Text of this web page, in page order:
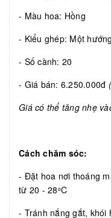
- Màu hoa: Hồng
- Kiểu ghép: Một hướng
- Số cành: 20
- Giá bán: 6.250.000đ
Giá có thể tăng nhẹ
Cách chăm sóc:
- Đặt hoa nơi thoáng
từ 20 - 28oC
- Tránh nắng gắt, khói